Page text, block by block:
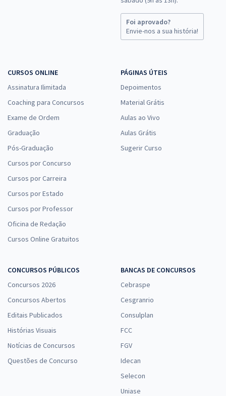
Foi aprovado?
Envie-nos a sua história!
CURSOS ONLINE
Assinatura Ilimitada
Coaching para Concursos
Exame de Ordem
Graduação
Pós-Graduação
Cursos por Concurso
Cursos por Carreira
Cursos por Estado
Cursos por Professor
Oficina de Redação
Cursos Online Gratuitos
PÁGINAS ÚTEIS
Depoimentos
Material Grátis
Aulas ao Vivo
Aulas Grátis
Sugerir Curso
CONCURSOS PÚBLICOS
Concursos 2026
Concursos Abertos
Editais Publicados
Histórias Visuais
Notícias de Concursos
Questões de Concurso
BANCAS DE CONCURSOS
Cebraspe
Cesgranrio
Consulplan
FCC
FGV
Idecan
Selecon
Uniase